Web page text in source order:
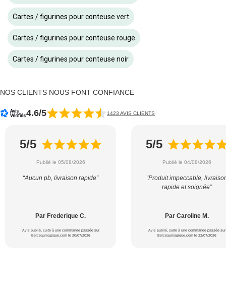
Cartes / figurines pour conteuse vert
Cartes / figurines pour conteuse rouge
Cartes / figurines pour conteuse noir
NOS CLIENTS NOUS FONT CONFIANCE
4.6/5 1423 AVIS CLIENTS
5/5
Publié le 05/08/2026
“Aucun pb, livraison rapide”
Par Frederique C.
Avis publié, suite à une commande passée sur
Berceaumagique.com le 20/07/2026
5/5
Publié le 04/08/2026
“Produit impeccable,
rapide et soignée”
Par Caroline M.
Avis publié, suite à une commande passée sur
Berceaumagique.com le 22/07/2026